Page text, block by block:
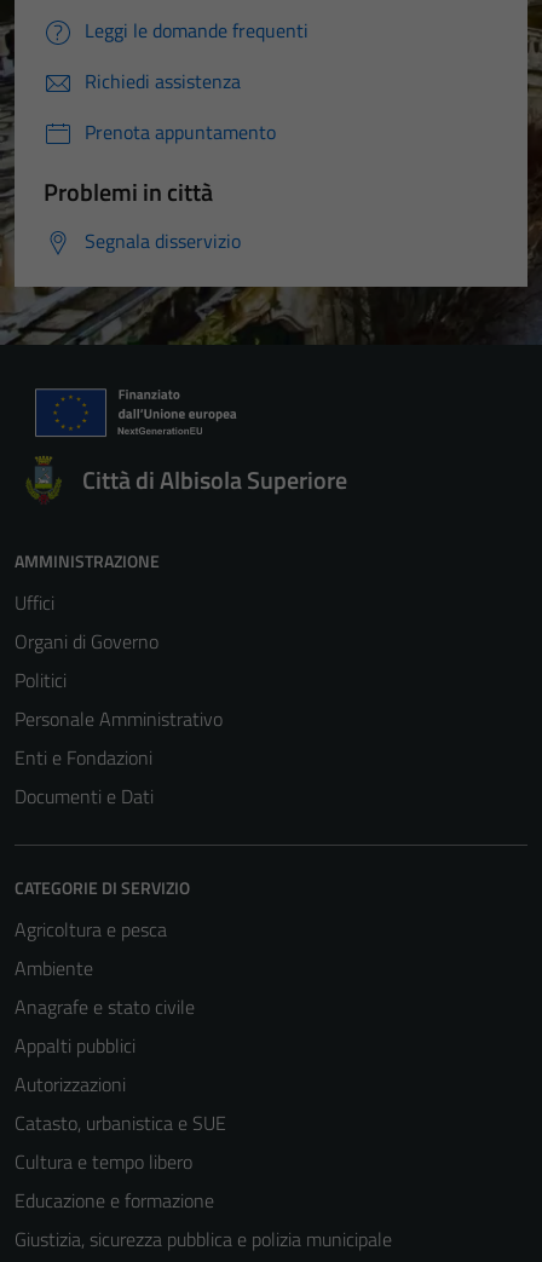
Leggi le domande frequenti
Richiedi assistenza
Prenota appuntamento
Problemi in città
Segnala disservizio
Città di Albisola Superiore
AMMINISTRAZIONE
Uffici
Organi di Governo
Politici
Personale Amministrativo
Enti e Fondazioni
Documenti e Dati
CATEGORIE DI SERVIZIO
Agricoltura e pesca
Ambiente
Anagrafe e stato civile
Appalti pubblici
Autorizzazioni
Catasto, urbanistica e SUE
Cultura e tempo libero
Educazione e formazione
Giustizia, sicurezza pubblica e polizia municipale